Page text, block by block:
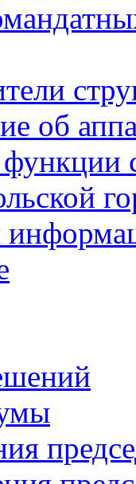
об